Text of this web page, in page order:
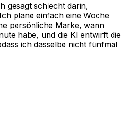
gesagt schlecht darin,
plane einfach eine Woche
persönliche Marke, wann
habe, und die KI entwirft die
ich dasselbe nicht fünfmal